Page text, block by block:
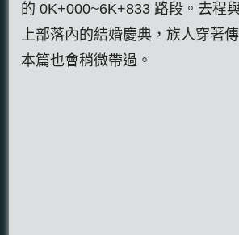
的 0K+000~6K+833 路段。去程
上部落內的結婚慶典，族人穿著
本篇也會稍微帶過。